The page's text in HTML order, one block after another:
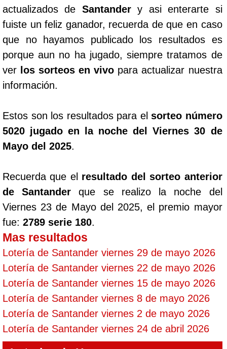
actualizados de Santandery asi enterarte si
fuiste un feliz ganador, recuerda de que en caso
que no hayamos publicado los resultados es
porque aun no ha jugado, siempre tratamos de
ver los sorteos en vivo para actualizar nuestra
información.
Estos son los resultados para elsorteo número
5020 jugado en la noche del Viernes 30 de
Mayo del 2025.
Recuerda que el resultado del sorteo anterior
de Santander que se realizo la noche del
Viernes 23 de Mayo del 2025, el premio mayor
fue: 2789 serie 180.
Mas resultados
Lotería de Santander viernes 29 de mayo 2026
Lotería de Santander viernes 22 de mayo 2026
Lotería de Santander viernes 15 de mayo 2026
Lotería de Santander viernes 8 de mayo 2026
Lotería de Santander viernes 2 de mayo 2026
Lotería de Santander viernes 24 de abril 2026